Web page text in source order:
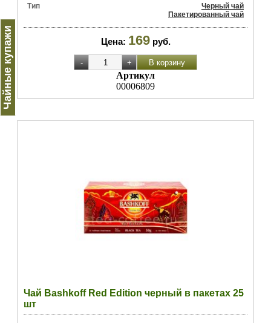
Чайные купажи
Тип
Черный чай
Пакетированный чай
Цена: 169 руб.
Артикул
00006809
Чай Bashkoff Red Edition черный в пакетах 25
шт